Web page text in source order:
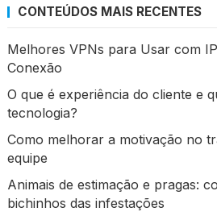
CONTEÚDOS MAIS RECENTES
Melhores VPNs para Usar com
Conexão
O que é experiência do cliente e
tecnologia?
Como melhorar a motivação no
equipe
Animais de estimação e pragas:
bichinhos das infestações